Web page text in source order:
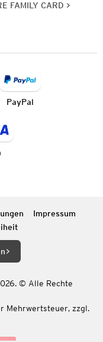
FAMILY CARD
PayPal
Impressum
© Alle Rechte
Mehrwertsteuer, zzgl.